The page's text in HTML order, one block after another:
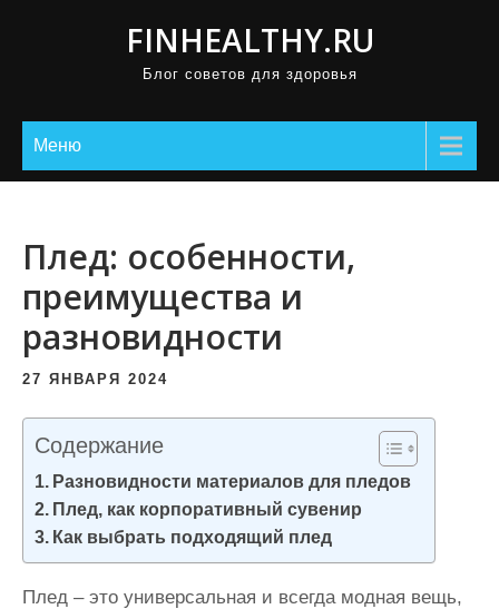
FINHEALTHY.RU
Блог советов для здоровья
Меню
Плед: особенности,
преимущества и
разновидности
27 ЯНВАРЯ 2024
Содержание
Разновидности материалов для пледов
Плед, как корпоративный сувенир
Как выбрать подходящий плед
Плед – это универсальная и всегда модная вещь,